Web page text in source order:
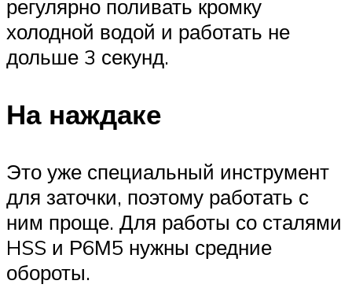
регулярно поливать кромку
холодной водой и работать не
дольше 3 секунд.
На наждаке
Это уже специальный инструмент
для заточки, поэтому работать с
ним проще. Для работы со сталями
HSS и Р6М5 нужны средние
обороты.